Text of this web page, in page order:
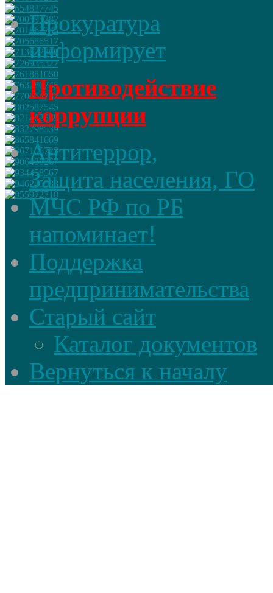
Прокуратура
информирует
Противодействие
коррупции
Антитеррор,
Защита населения, ГО
МЧС РФ по РБ
напоминает!
Поддержка
предпринимательства
Старый сайт
Каталог документов
Вернуться к началу